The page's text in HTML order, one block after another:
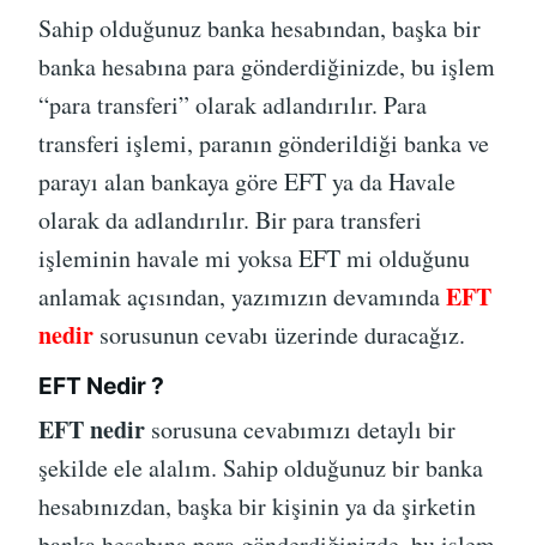
Sahip olduğunuz banka hesabından, başka bir
banka hesabına para gönderdiğinizde, bu işlem
“para transferi” olarak adlandırılır. Para
transferi işlemi, paranın gönderildiği banka ve
parayı alan bankaya göre EFT ya da Havale
olarak da adlandırılır. Bir para transferi
işleminin havale mi yoksa EFT mi olduğunu
anlamak açısından, yazımızın devamındaEFT
nedir sorusunun cevabı üzerinde duracağız.
EFT Nedir ?
EFT nedir sorusuna cevabımızı detaylı bir
şekilde ele alalım. Sahip olduğunuz bir banka
hesabınızdan, başka bir kişinin ya da şirketin